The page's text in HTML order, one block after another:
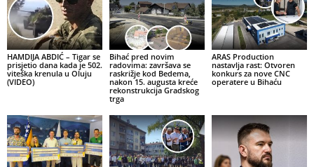
HAMDIJA ABDIĆ – Tigar se
prisjetio dana kada je 502.
viteška krenula u Oluju
(VIDEO)
Bihać pred novim
radovima: završava se
raskrižje kod Bedema,
nakon 15. augusta kreće
rekonstrukcija Gradskog
trga
ARAS Production
nastavlja rast: Otvoren
konkurs za nove CNC
operatere u Bihaću